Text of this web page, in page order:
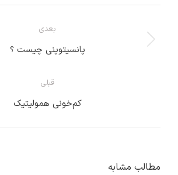
مطلب
قبلی
پست
کم‌خونی همولیتیک
بعدی
نوشته
پانسیتوپنی چیست ؟
مطالب مشابه